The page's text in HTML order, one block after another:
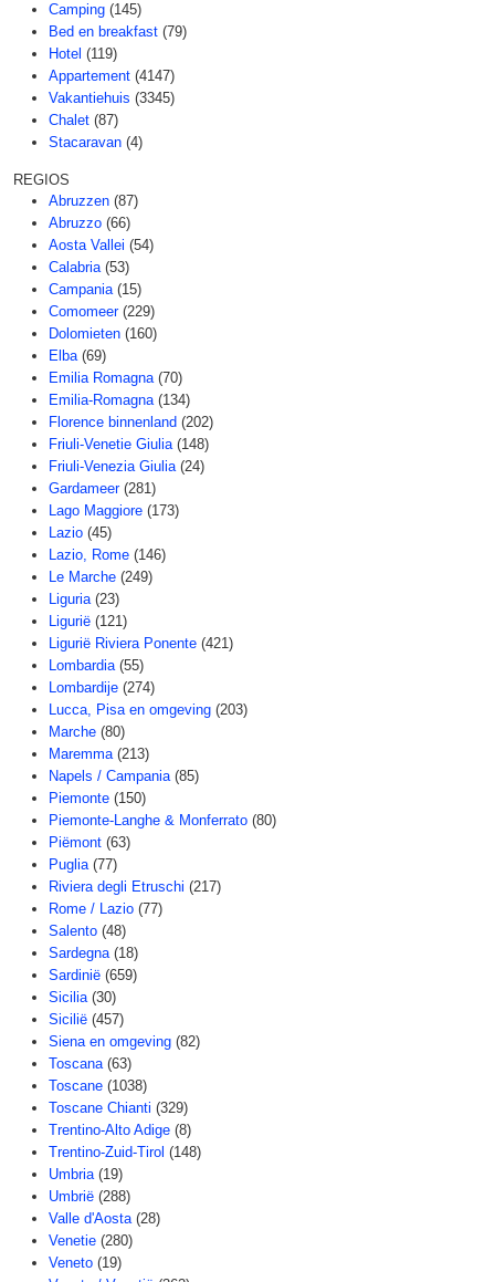
Camping (145)
Bed en breakfast (79)
Hotel (119)
Appartement (4147)
Vakantiehuis (3345)
Chalet (87)
Stacaravan (4)
REGIOS
Abruzzen (87)
Abruzzo (66)
Aosta Vallei (54)
Calabria (53)
Campania (15)
Comomeer (229)
Dolomieten (160)
Elba (69)
Emilia Romagna (70)
Emilia-Romagna (134)
Florence binnenland (202)
Friuli-Venetie Giulia (148)
Friuli-Venezia Giulia (24)
Gardameer (281)
Lago Maggiore (173)
Lazio (45)
Lazio, Rome (146)
Le Marche (249)
Liguria (23)
Ligurië (121)
Ligurië Riviera Ponente (421)
Lombardia (55)
Lombardije (274)
Lucca, Pisa en omgeving (203)
Marche (80)
Maremma (213)
Napels / Campania (85)
Piemonte (150)
Piemonte-Langhe & Monferrato (80)
Piëmont (63)
Puglia (77)
Riviera degli Etruschi (217)
Rome / Lazio (77)
Salento (48)
Sardegna (18)
Sardinië (659)
Sicilia (30)
Sicilië (457)
Siena en omgeving (82)
Toscana (63)
Toscane (1038)
Toscane Chianti (329)
Trentino-Alto Adige (8)
Trentino-Zuid-Tirol (148)
Umbria (19)
Umbrië (288)
Valle d'Aosta (28)
Venetie (280)
Veneto (19)